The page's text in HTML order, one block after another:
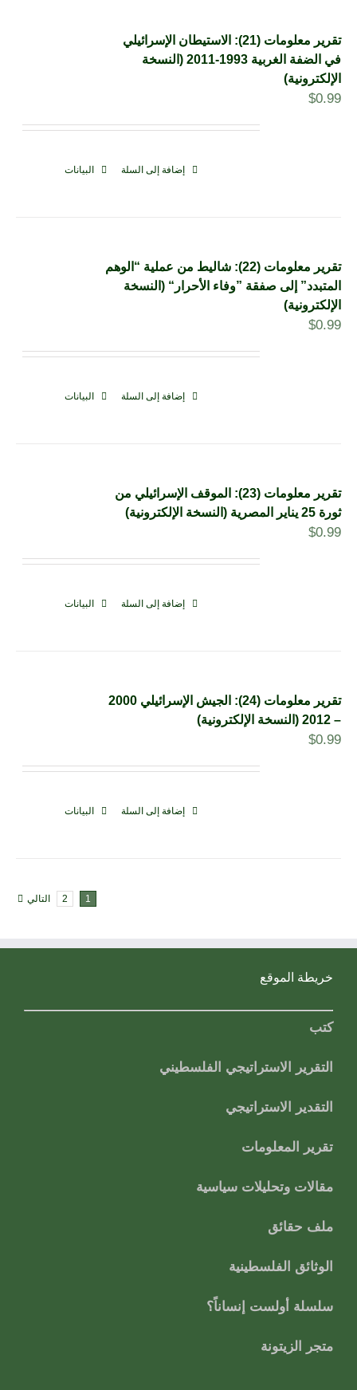
تقرير معلومات (21): الاستيطان الإسرائيلي
في الضفة الغربية 1993-2011 (النسخة
الإلكترونية)
$0.99
إضافة إلى السلة البيانات
تقرير معلومات (22): شاليط من عملية “الوهم
المتبدد” إلى صفقة ”وفاء الأحرار“ (النسخة
الإلكترونية)
$0.99
إضافة إلى السلة البيانات
تقرير معلومات (23): الموقف الإسرائيلي من
ثورة 25 يناير المصرية (النسخة الإلكترونية)
$0.99
إضافة إلى السلة البيانات
تقرير معلومات (24): الجيش الإسرائيلي 2000
– 2012 (النسخة الإلكترونية)
$0.99
إضافة إلى السلة البيانات
1
2 التالي
خريطة الموقع
كتب
التقرير الاستراتيجي الفلسطيني
التقدير الاستراتيجي
تقرير المعلومات
مقالات وتحليلات سياسية
ملف حقائق
الوثائق الفلسطينية
سلسلة أولست إنساناً؟
متجر الزيتونة